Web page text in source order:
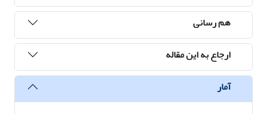
هم رسانی
ارجاع به این مقاله
آمار